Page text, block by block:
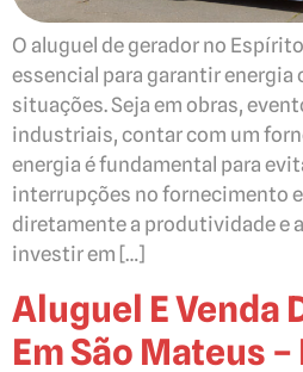
O aluguel de gerador no
essencial para garantir
situações. Seja em obras,
industriais, contar com um
energia é fundamental para
interrupções no fornecimento
diretamente a produtividade e
investir em […]
Aluguel E Venda
Em São Mateus –